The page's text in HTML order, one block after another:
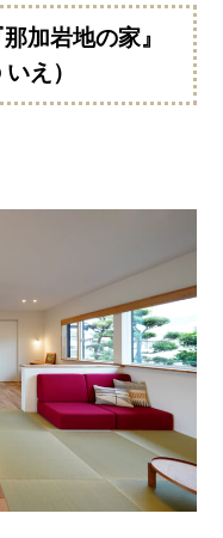
加岩地の家』
え）